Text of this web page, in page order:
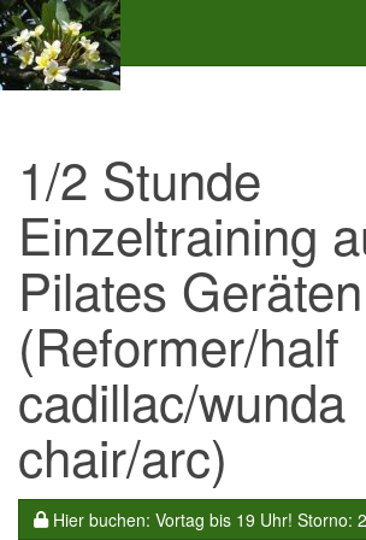
1/2 Stunde
Einzeltraining
Pilates Geräten
(Reformer/half
cadillac/wunda
chair/arc)
Hier buchen: Vortag bis 19 Uhr! Storno: